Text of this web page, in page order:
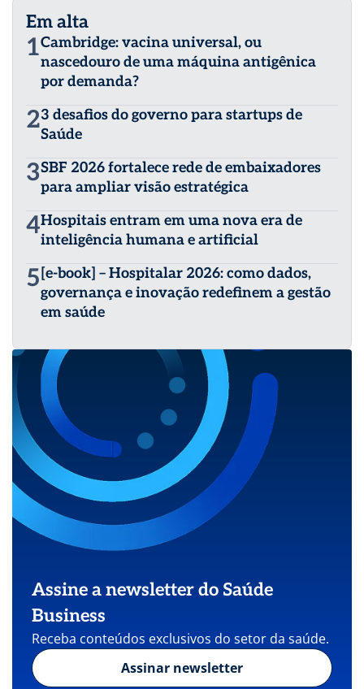
Em alta
1Cambridge: vacina universal, ou
nascedouro de uma máquina antigênica
por demanda?
23 desafios do governo para startups de
Saúde
3SBF 2026 fortalece rede de embaixadores
para ampliar visão estratégica
4Hospitais entram em uma nova era de
inteligência humana e artificial
5 [e-book] – Hospitalar 2026: como dados,
governança e inovação redefinem a gestão
em saúde
Assine a newsletter do Saúde
Business
Receba conteúdos exclusivos do setor da saúde.
Assinar newsletter